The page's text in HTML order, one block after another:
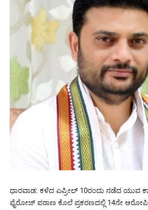
ಧಾರವಾಡ: ಕಳೆದ ಎಪ್ರೀಲ್ 10ರಂದು ನಡೆದ ಯುವ
ಫೈರೋಜ್ ಪಠಾಣ ಕೊಲೆ ಪ್ರಕರಣದಲ್ಲಿ 14ನೇ